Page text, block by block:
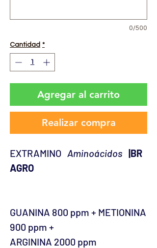
0/500
Cantidad *
Agregar al carrito
Realizar compra
EXTRAMINO Aminoácidos |BR
AGRO
GUANINA 800 ppm + METIONINA
900 ppm +
ARGININA 2000 ppm